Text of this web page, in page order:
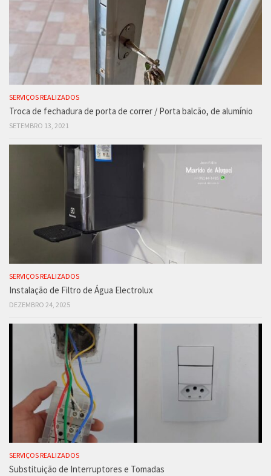
SERVIÇOS REALIZADOS
Troca de fechadura de porta de correr / Porta balcão, de alumínio
SETEMBRO 13, 2021
SERVIÇOS REALIZADOS
Instalação de Filtro de Água Electrolux
DEZEMBRO 24, 2025
SERVIÇOS REALIZADOS
Substituição de Interruptores e Tomadas